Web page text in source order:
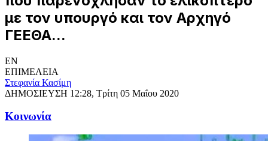
με τον υπουργό και τον Αρχηγό
ΓΕΕΘΑ...
EN
ΕΠΙΜΕΛΕΙΑ
Στεφανία Κασίμη
ΔΗΜΟΣΙΕΥΣΗ 12:28, Τρίτη 05 Μαΐου 2020
Κοινωνία